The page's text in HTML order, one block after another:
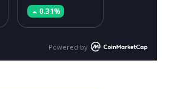
0.31%
Powered by